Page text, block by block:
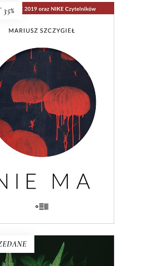
E-BOOK DO KOSZYKA
NIE MA
rozprawa reporterska o
człowieka i największym
cywilizacji: utracie, braku,
Nad książką unosi się rada
„Wszystko musi mieć swoją
swój rytm, panie Mariuszu.
nieobecność”.
46.00 zł 29.90zł
KSIĄŻKA DO KOSZYKA